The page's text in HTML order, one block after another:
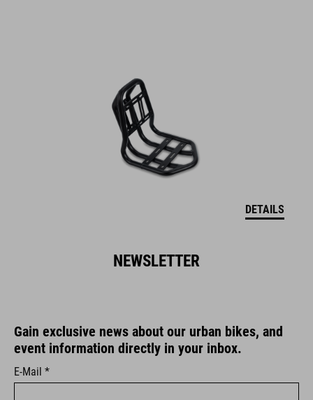
DETAILS
NEWSLETTER
Gain exclusive news about our urban bikes, and
event information directly in your inbox.
E-Mail *